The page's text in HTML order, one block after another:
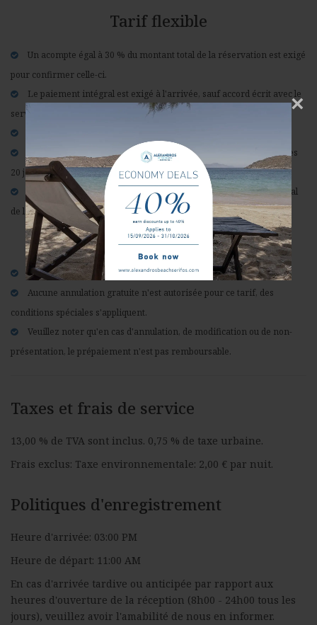
×
Tarif flexible
Un acompte égal à 30 % du montant total de la réservation est exigé
pour confirmer celle-ci.
Le paiement intégral est exigé à l'arrivée, sauf accord écrit avec le
service des réservations.
50% du montant total sera facturé pour les annulations effectuées
20 jours ou moins avant l'arrivée.
En cas de non-présentation ou de départ anticipé, le montant total
de la réservation sera facturé.
Tarif non remboursable
Le prépaiement intégral est exigé au moment de la réservation.
Aucune annulation gratuite n'est autorisée pour ce tarif, des
conditions spéciales s'appliquent.
Veuillez noter qu'en cas d'annulation, de modification ou de non-
présentation, le prépaiement n'est pas remboursable.
Taxes et frais de service
13,00 % de TVA sont inclus. 0,75 % de taxe urbaine.
Frais exclus: Taxe environnementale: 2,00 € par nuit.
Politiques d'enregistrement
Heure d'arrivée: 03:00 PM
Heure de départ: 11:00 AM
En cas d'arrivée tardive ou anticipée par rapport aux
heures d'ouverture de la réception (8h00 - 24h00 tous les
jours), veuillez avoir l'amabilité de nous en informer.